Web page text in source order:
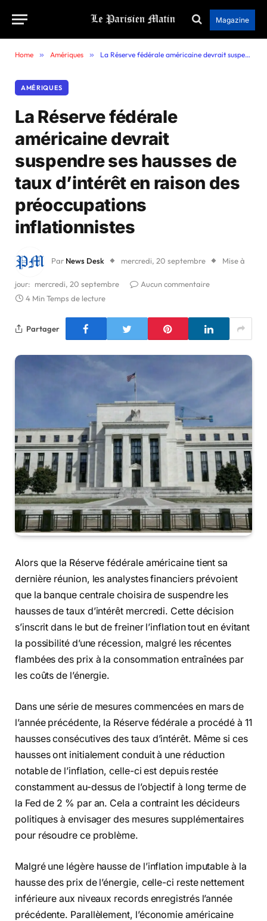
Magazine
Home » Amériques » La Réserve fédérale américaine devrait suspendre ses hausses de taux d’intérêt en raison des préoccupations inflationnistes
AMÉRIQUES
La Réserve fédérale
américaine devrait
suspendre ses hausses de
taux d’intérêt en raison des
préoccupations
inflationnistes
Par News Desk mercredi, 20 septembre Mise à
jour: mercredi, 20 septembre
Aucun commentaire
4 Min Temps de lecture
Partager
Alors que la Réserve fédérale américaine tient sa
dernière réunion, les analystes financiers prévoient
que la banque centrale choisira de suspendre les
hausses de taux d’intérêt mercredi. Cette décision
s’inscrit dans le but de freiner l’inflation tout en évitant
la possibilité d’une récession, malgré les récentes
flambées des prix à la consommation entraînées par
les coûts de l’énergie.
Dans une série de mesures commencées en mars de
l’année précédente, la Réserve fédérale a procédé à 11
hausses consécutives des taux d’intérêt. Même si ces
hausses ont initialement conduit à une réduction
notable de l’inflation, celle-ci est depuis restée
constamment au-dessus de l’objectif à long terme de
la Fed de 2 % par an. Cela a contraint les décideurs
politiques à envisager des mesures supplémentaires
pour résoudre ce problème.
Malgré une légère hausse de l’inflation imputable à la
hausse des prix de l’énergie, celle-ci reste nettement
inférieure aux niveaux records enregistrés l’année
précédente. Parallèlement, l’économie américaine